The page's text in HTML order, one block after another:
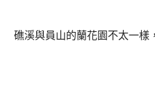
礁溪與員山的蘭花園不太一樣